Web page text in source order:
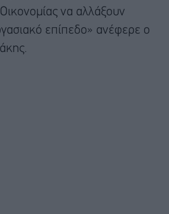
να αλλάξουν
επίπεδο» ανέφερε ο